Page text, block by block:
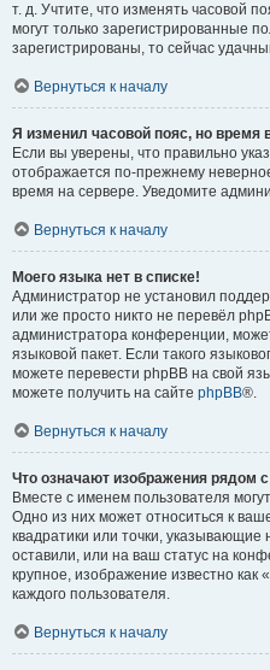
т. д. Учтите, что изменять часовой
могут только зарегистрированные
зарегистрированы, то сейчас
Вернуться к началу
Я изменил часовой пояс, но время
Если вы уверены, что правильно
отображается по-прежнему
время на сервере. Уведомите
Вернуться к началу
Моего языка нет в списке!
Администратор не установил
или же просто никто не перевёл
администратора конференции,
языковой пакет. Если такого
можете перевести phpBB на свой
можете получить на сайте phpBB®.
Вернуться к началу
Что означают изображения рядом
Вместе с именем пользователя
Одно из них может относиться к
квадратики или точки, указывающие
оставили, или на ваш статус на
крупное, изображение известно как
каждого пользователя.
Вернуться к началу